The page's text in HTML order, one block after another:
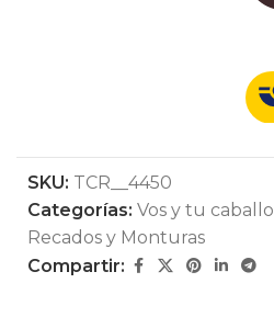
SKU: TCR__4450
Categorías: Vos y tu caballo
Recados y Monturas
Compartir: